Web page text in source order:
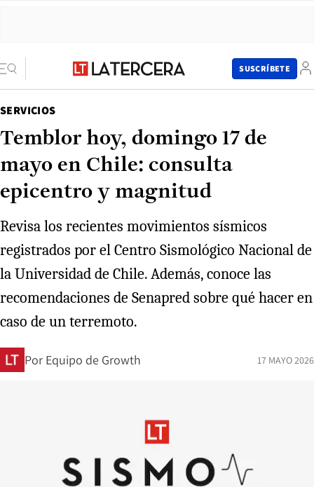
SUSCRÍBETE
SERVICIOS
Temblor hoy, domingo 17 de
mayo en Chile: consulta
epicentro y magnitud
Revisa los recientes movimientos sísmicos
registrados por el Centro Sismológico Nacional de
la Universidad de Chile. Además, conoce las
recomendaciones de Senapred sobre qué hacer en
caso de un terremoto.
Por Equipo de Growth 17 MAYO 2026